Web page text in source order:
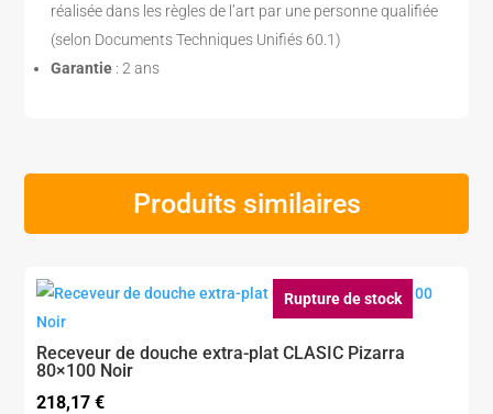
réalisée dans les règles de l’art par une personne qualifiée
(selon Documents Techniques Unifiés 60.1)
Garantie : 2 ans
Produits similaires
Rupture de stock
Receveur de douche extra-plat CLASIC Pizarra
80×100 Noir
218,17€